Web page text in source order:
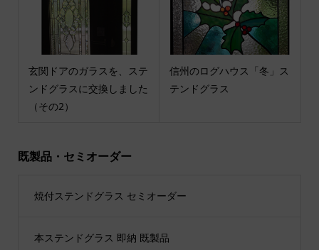
玄関ドアのガラスを、ステ
ンドグラスに交換しました
（その2）
信州のログハウス「冬」ス
テンドグラス
既製品・セミオーダー
焼付ステンドグラス セミオーダー
本ステンドグラス 即納 既製品